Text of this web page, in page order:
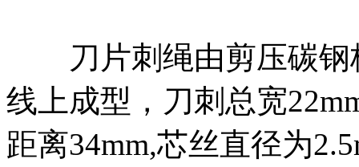
刀片刺绳由剪压碳钢
线上成型，刀刺总宽
距离34mm,芯丝直径为